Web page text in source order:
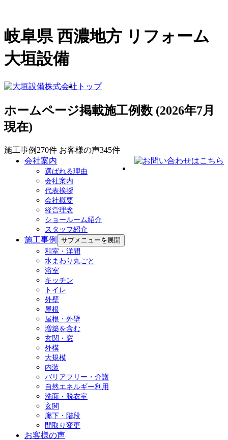
岐阜県 西濃地方 リフォーム
大垣設備
ホームページ掲載施工例数 (2026年7月
現在)
施工事例 270件 お客様の声345件
トップ
会社案内
選ばれる理由
会社案内
代表挨拶
会社概要
経営理念
ショールーム紹介
スタッフ紹介
施工事例
サブメニューを展開
和室・洋間
水まわり丸ごと
浴室
キッチン
トイレ
外壁
屋根
屋根・外壁
増築を含む
玄関・窓
外構
大規模
内装
バリアフリー・介護
自然エネルギー利用
洗面・脱衣室
玄関
廊下・階段
間取り変更
お客様の声